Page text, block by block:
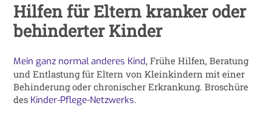
Hilfen für Eltern kranker oder
behinderter Kinder
Mein ganz normal anderes Kind, Frühe Hilfen, Beratung
und Entlastung für Eltern von Kleinkindern mit einer
Behinderung oder chronischer Erkrankung. Broschüre
des Kinder-Pflege-Netzwerks.